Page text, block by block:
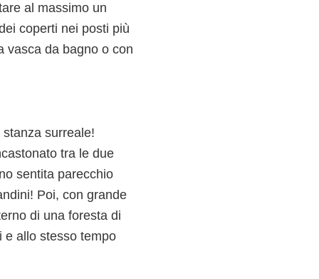
al massimo un
coperti nei posti più
vasca da bagno o con
surreale!
tra le due
sentita parecchio
Poi, con grande
di una foresta di
e allo stesso tempo